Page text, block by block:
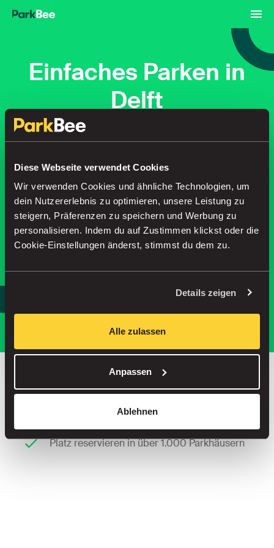
Diese Webseite verwendet Cookies
Wir verwenden Cookies und ähnliche Technologien, um
dein Nutzererlebnis zu optimieren, unsere Leistung zu
steigern, Präferenzen zu speichern und Werbung zu
personalisieren. Indem du auf Zustimmen klickst oder die
Cookie-Einstellungen änderst, stimmst du dem zu.
Details zeigen
Alle zulassen
Anpassen
Ablehnen
Einfaches Parken in
Delft
Finden Sie Ihren Parkplatz in
Sekundenschnelle
Parken Sie intelligenter, mit unserer
App.
Bis zu 30 % sparen in unseren Parkhäusern
Keine Servicegebühren beim Straßenparken
Platz reservieren in über 1.000 Parkhäusern